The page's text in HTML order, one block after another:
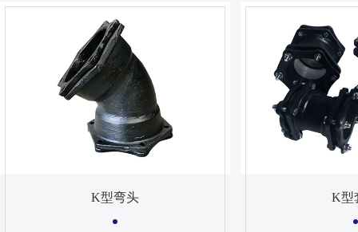
K型弯头 K型